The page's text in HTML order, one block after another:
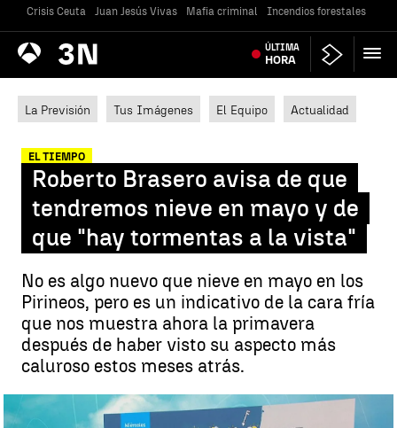
Crisis Ceuta Juan Jesús Vivas Mafia criminal Incendios forestales
Antena
3 Noticias ÚLTIMA
HORA
La Previsión Tus Imágenes El Equipo Actualidad
EL TIEMPO
Roberto Brasero avisa de que
tendremos nieve en mayo y de
que "hay tormentas a la vista"
No es algo nuevo que nieve en mayo en los
Pirineos, pero es un indicativo de la cara fría
que nos muestra ahora la primavera
después de haber visto su aspecto más
caluroso estos meses atrás.
La previsión del tiempo de Roberto Brasero | Antena 3 Noticias